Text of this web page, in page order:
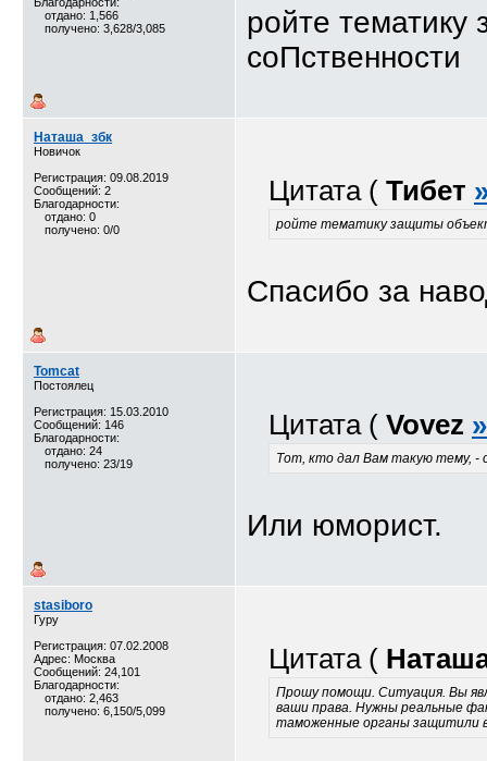
отдано: 1,566
получено: 3,628/3,085
ройте тематику
соПственности
Наташа_збк
Новичок
Регистрация: 09.08.2019
Сообщений: 2
Благодарности:
отдано: 0
получено: 0/0
Цитата ( Тибет
ройте тематику защиты
Спасибо за
Tomcat
Постоялец
Регистрация: 15.03.2010
Сообщений: 146
Благодарности:
отдано: 24
получено: 23/19
Цитата ( Vovez »
Тот, кто дал Вам такую тему, -
Или юморист.
stasiboro
Гуру
Регистрация: 07.02.2008
Адрес: Москва
Сообщений: 24,101
Благодарности:
отдано: 2,463
получено: 6,150/5,099
Цитата (
Прошу помощи. Ситуация. Вы
ваши права. Нужны реальные
таможенные органы защитили